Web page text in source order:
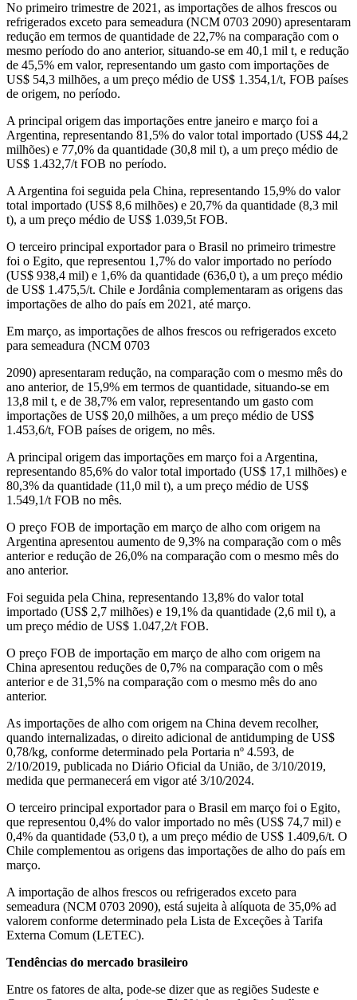
No primeiro trimestre de 2021, as importações de alhos frescos ou
refrigerados exceto para semeadura (NCM 0703 2090) apresentaram
redução em termos de quantidade de 22,7% na comparação com o
mesmo período do ano anterior, situando-se em 40,1 mil t, e redução
de 45,5% em valor, representando um gasto com importações de
US$ 54,3 milhões, a um preço médio de US$ 1.354,1/t, FOB países
de origem, no período.
A principal origem das importações entre janeiro e março foi a
Argentina, representando 81,5% do valor total importado (US$ 44,2
milhões) e 77,0% da quantidade (30,8 mil t), a um preço médio de
US$ 1.432,7/t FOB no período.
A Argentina foi seguida pela China, representando 15,9% do valor
total importado (US$ 8,6 milhões) e 20,7% da quantidade (8,3 mil
t), a um preço médio de US$ 1.039,5t FOB.
O terceiro principal exportador para o Brasil no primeiro trimestre
foi o Egito, que representou 1,7% do valor importado no período
(US$ 938,4 mil) e 1,6% da quantidade (636,0 t), a um preço médio
de US$ 1.475,5/t. Chile e Jordânia complementaram as origens das
importações de alho do país em 2021, até março.
Em março, as importações de alhos frescos ou refrigerados exceto
para semeadura (NCM 0703
2090) apresentaram redução, na comparação com o mesmo mês do
ano anterior, de 15,9% em termos de quantidade, situando-se em
13,8 mil t, e de 38,7% em valor, representando um gasto com
importações de US$ 20,0 milhões, a um preço médio de US$
1.453,6/t, FOB países de origem, no mês.
A principal origem das importações em março foi a Argentina,
representando 85,6% do valor total importado (US$ 17,1 milhões) e
80,3% da quantidade (11,0 mil t), a um preço médio de US$
1.549,1/t FOB no mês.
O preço FOB de importação em março de alho com origem na
Argentina apresentou aumento de 9,3% na comparação com o mês
anterior e redução de 26,0% na comparação com o mesmo mês do
ano anterior.
Foi seguida pela China, representando 13,8% do valor total
importado (US$ 2,7 milhões) e 19,1% da quantidade (2,6 mil t), a
um preço médio de US$ 1.047,2/t FOB.
O preço FOB de importação em março de alho com origem na
China apresentou reduções de 0,7% na comparação com o mês
anterior e de 31,5% na comparação com o mesmo mês do ano
anterior.
As importações de alho com origem na China devem recolher,
quando internalizadas, o direito adicional de antidumping de US$
0,78/kg, conforme determinado pela Portaria nº 4.593, de
2/10/2019, publicada no Diário Oficial da União, de 3/10/2019,
medida que permanecerá em vigor até 3/10/2024.
O terceiro principal exportador para o Brasil em março foi o Egito,
que representou 0,4% do valor importado no mês (US$ 74,7 mil) e
0,4% da quantidade (53,0 t), a um preço médio de US$ 1.409,6/t. O
Chile complementou as origens das importações de alho do país em
março.
A importação de alhos frescos ou refrigerados exceto para
semeadura (NCM 0703 2090), está sujeita à alíquota de 35,0% ad
valorem conforme determinado pela Lista de Exceções à Tarifa
Externa Comum (LETEC).
Tendências do mercado brasileiro
Entre os fatores de alta, pode-se dizer que as regiões Sudeste e